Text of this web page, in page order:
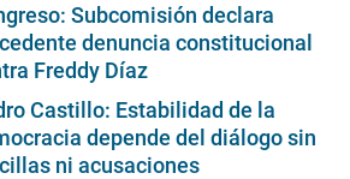
Subcomisión declara
denuncia constitucional
Freddy Díaz
Castillo: Estabilidad de la
depende del diálogo sin
ni acusaciones